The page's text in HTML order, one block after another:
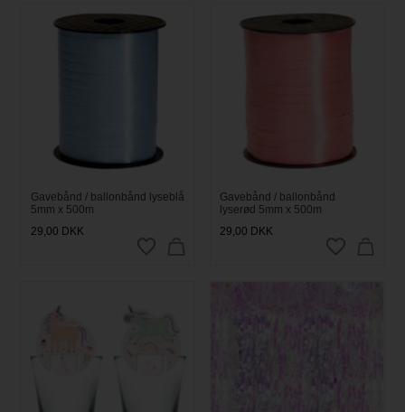
Gavebånd / ballonbånd lyseblå
5mm x 500m
29,00 DKK
Gavebånd / ballonbånd
lyserød 5mm x 500m
29,00 DKK